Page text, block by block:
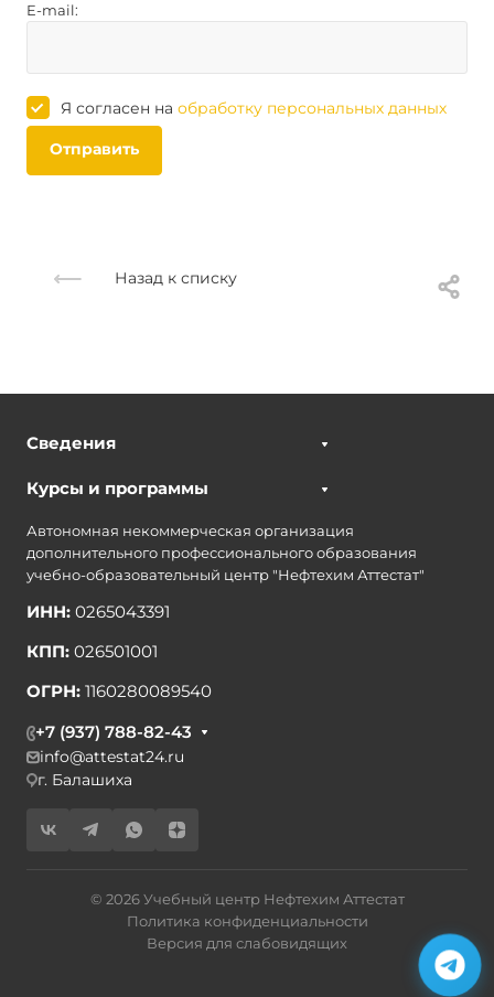
E-mail:
Я согласен на обработку персональных данных
Отправить
Назад к списку
Сведения
Курсы и программы
Автономная некоммерческая организация
дополнительного профессионального образования
учебно-образовательный центр "Нефтехим Аттестат"
ИНН: 0265043391
КПП: 026501001
ОГРН: 1160280089540
+7 (937) 788-82-43
info@attestat24.ru
г. Балашиха
© 2026 Учебный центр Нефтехим Аттестат
Политика конфиденциальности
Версия для слабовидящих